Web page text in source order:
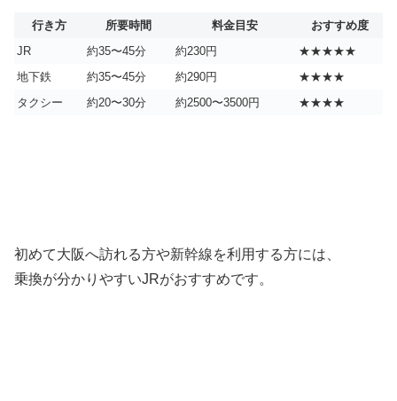
行き方 所要時間 料金目安
おすすめ度
JR
約35〜45分 約230円
★★★★★
地下鉄
約35〜45分 約290円
★★★★
タクシー
約20〜30分 約2500〜3500円 ★★★★
初めて大阪へ訪れる方や新幹線を利用する方には、
乗換が分かりやすいJRがおすすめです。